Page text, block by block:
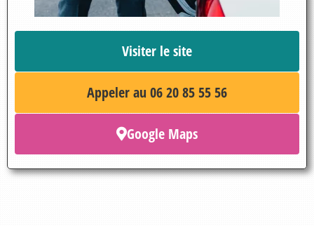
Visiter le site
Appeler au 06 20 85 55 56
Google Maps